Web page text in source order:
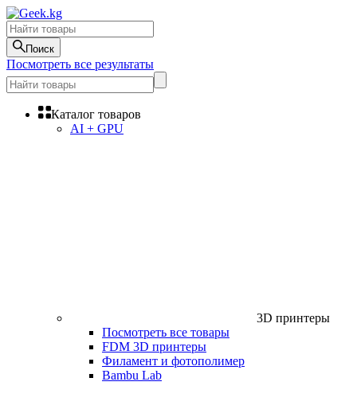
Поиск
Посмотреть все результаты
Каталог товаров
AI + GPU
3D принтеры
Посмотреть все товары
FDM 3D принтеры
Филамент и фотополимер
Bambu Lab